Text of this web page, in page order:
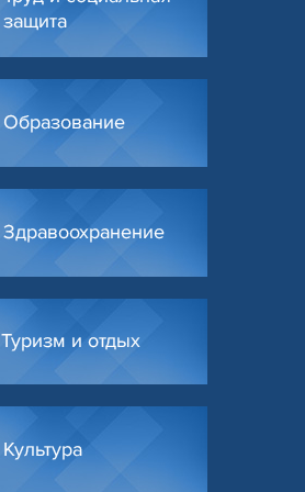
защита
Образование
Здравоохранение
Туризм и отдых
Культура